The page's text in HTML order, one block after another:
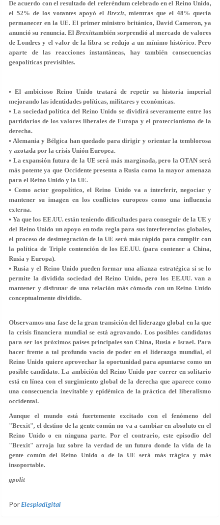
De acuerdo con el resultado del referéndum celebrado en el Reino Unido,
el 52% de los votantes apoyó el Brexit, mientras que el 48% quería
permanecer en la UE. El primer ministro británico, David Cameron, ya
anunció su renuncia. ElBrexittambién sorprendió al mercado de valores
de Londres y el valor de la libra se redujo a un mínimo histórico. Pero
aparte de las reacciones instantáneas, hay también consecuencias
geopolíticas previsibles.
• El ambicioso Reino Unido tratará de repetir su historia imperial
mejorando las identidades políticas, militares y económicas.
• La sociedad política del Reino Unido se dividirá severamente entre los
partidarios de los valores liberales de Europa y el proteccionismo de la
derecha.
• Alemania y Bélgica han quedado para dirigir y orientar la temblorosa
y azotada por la crisis Unión Europea.
• La expansión futura de la UE será más marginada, pero la OTAN será
más potente ya que Occidente presenta a Rusia como la mayor amenaza
para el Reino Unido y la UE.
• Como actor geopolítico, el Reino Unido va a interferir, negociar y
mantener su imagen en los conflictos europeos como una influencia
externa.
• Ya que los EE.UU. están teniendo dificultades para conseguir de la UE y
del Reino Unido un apoyo en toda regla para sus interferencias globales,
el proceso de desintegración de la UE será más rápido para cumplir con
la política de Triple contención de los EE.UU. (para contener a China,
Rusia y Europa).
• Rusia y el Reino Unido pueden formar una alianza estratégica si se lo
permite la dividida sociedad del Reino Unido, pero los EE.UU. van a
mantener y disfrutar de una relación más cómoda con un Reino Unido
conceptualmente dividido.
Observamos una fase de la gran transición del liderazgo global en la que
la crisis financiera mundial se está agravando. Los posibles candidatos
para ser los próximos países principales son China, Rusia e Israel. Para
hacer frente a tal profundo vacío de poder en el liderazgo mundial, el
Reino Unido quiere aprovechar la oportunidad para apuntarse como un
posible candidato. La ambición del Reino Unido por correr en solitario
está en línea con el surgimiento global de la derecha que aparece como
una consecuencia inevitable y epidémica de la práctica del liberalismo
occidental.
Aunque el mundo está fuertemente excitado con el fenómeno del
"Brexit", el destino de la gente común no va a cambiar en absoluto en el
Reino Unido o en ninguna parte. Por el contrario, este episodio del
"Brexit" arroja luz sobre la verdad de un futuro donde la vida de la
gente común del Reino Unido o de la UE será más trágica y más
insoportable.
gpolit
PorElespiadigital